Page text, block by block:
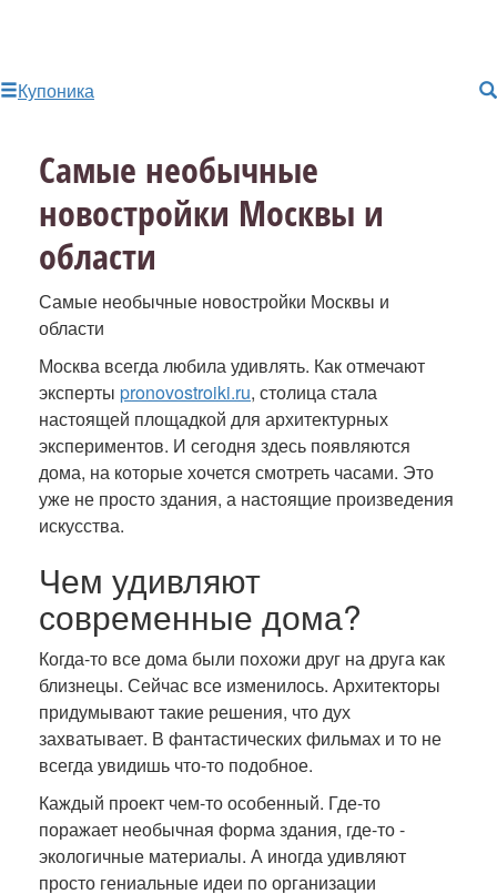
Купоника
Самые необычные
новостройки Москвы и
области
Самые необычные новостройки Москвы и
области
Москва всегда любила удивлять. Как отмечают
эксперты pronovostroiki.ru, столица стала
настоящей площадкой для архитектурных
экспериментов. И сегодня здесь появляются
дома, на которые хочется смотреть часами. Это
уже не просто здания, а настоящие произведения
искусства.
Чем удивляют
современные дома?
Когда-то все дома были похожи друг на друга как
близнецы. Сейчас все изменилось. Архитекторы
придумывают такие решения, что дух
захватывает. В фантастических фильмах и то не
всегда увидишь что-то подобное.
Каждый проект чем-то особенный. Где-то
поражает необычная форма здания, где-то -
экологичные материалы. А иногда удивляют
просто гениальные идеи по организации